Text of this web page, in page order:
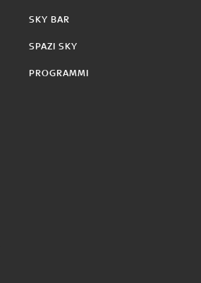
SKY BAR
SPAZI SKY
PROGRAMMI